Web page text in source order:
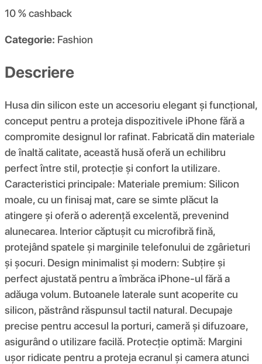
10 %cashback
Categorie: Fashion
Descriere
Husa din silicon este un accesoriu elegant și funcțional,
conceput pentru a proteja dispozitivele iPhone fără a
compromite designul lor rafinat. Fabricată din materiale
de înaltă calitate, această husă oferă un echilibru
perfect între stil, protecție și confort la utilizare.
Caracteristici principale: Materiale premium: Silicon
moale, cu un finisaj mat, care se simte plăcut la
atingere și oferă o aderență excelentă, prevenind
alunecarea. Interior căptușit cu microfibră fină,
protejând spatele și marginile telefonului de zgârieturi
și șocuri. Design minimalist și modern: Subțire și
perfect ajustată pentru a îmbrăca iPhone-ul fără a
adăuga volum. Butoanele laterale sunt acoperite cu
silicon, păstrând răspunsul tactil natural. Decupaje
precise pentru accesul la porturi, cameră și difuzoare,
asigurând o utilizare facilă. Protecție optimă: Margini
ușor ridicate pentru a proteja ecranul și camera atunci